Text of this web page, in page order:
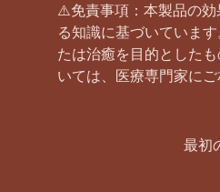
⚠️免責事項：本製品の効
る知識に基づいていま
たは治癒を目的とした
いては、医療専門家にご
最初